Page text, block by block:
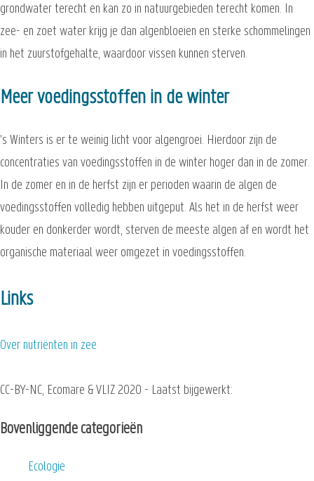
grondwater terecht en kan zo in natuurgebieden terecht komen. In
zee- en zoet water krijg je dan algenbloeien en sterke schommelingen
in het zuurstofgehalte, waardoor vissen kunnen sterven.
Meer voedingsstoffen in de winter
's Winters is er te weinig licht voor algengroei. Hierdoor zijn de
concentraties van voedingsstoffen in de winter hoger dan in de zomer.
In de zomer en in de herfst zijn er perioden waarin de algen de
voedingsstoffen volledig hebben uitgeput. Als het in de herfst weer
kouder en donkerder wordt, sterven de meeste algen af en wordt het
organische materiaal weer omgezet in voedingsstoffen.
Links
Over nutriënten in zee
CC-BY-NC, Ecomare & VLIZ 2020 - Laatst bijgewerkt:
Bovenliggende categorieën
Ecologie